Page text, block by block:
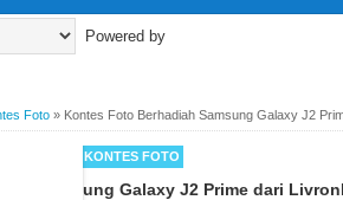
Powered by
Foto » Kontes Foto Berhadiah Samsung Galaxy J2
KONTES FOTO
Samsung Galaxy J2 Prime dari